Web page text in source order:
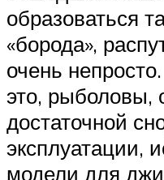
образоваться
«борода»,
очень
это,
достаточной
эксплуатации,
модели для